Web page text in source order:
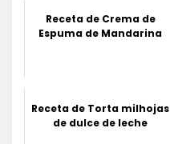
Receta de Crema de
Espuma de Mandarina
Receta de Torta milhojas
de dulce de leche